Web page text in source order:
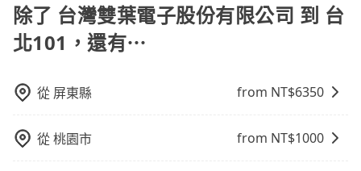
由而被額外收費，風險可謂不小。
心地享受旅步為您提供的服務。
看板、床墊、折疊單車、家電等，在乘客人數不多的情
況下，可以將後座倒放來騰出置物空間。基本上只要不
遮住司機視線、不會破壞車體、不影響行車安全，會讓
並事先透過官網的線上客服洽詢，確認沒問題再下訂。
除了 台灣雙葉電子股份有限公司 到 台
北101，還有⋯
從 屏東縣 from NT$6350
從桃園市 from NT$1000